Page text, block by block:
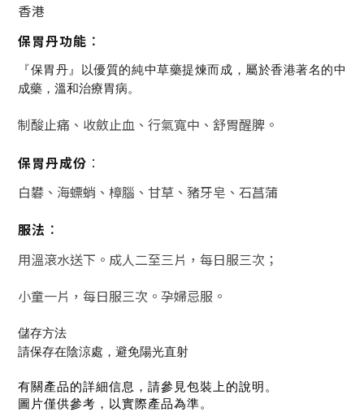
香港
保胃丹功能︰
『保胃丹』以優質的純中草藥提煉而成，屬於香港著名的中
成藥，溫和治療胃病。
制酸止痛、收斂止血、行氣寬中、舒胃醒脾。
保胃丹成份 ︰
白礬、海螵蛸、樟腦、甘草、豬牙皂、石菖蒲
服法︰
用溫滾水送下。成人二至三片，每日服三次；
小童一片，每日服三次。孕婦忌服。
儲存方法
請保存在陰涼處，避免陽光直射
有關產品的詳細信息，請參見包裝上的說明。
圖片僅供參考，以實際產品為準。